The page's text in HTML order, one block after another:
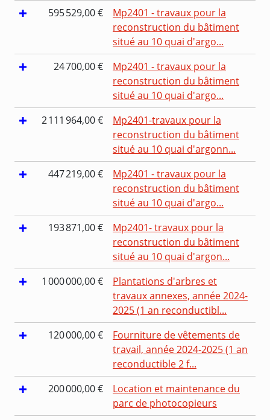
595 529,00 €
Mp2401 - travaux pour la
reconstruction du bâtiment
situé au 10 quai d'argo...
24 700,00 €
Mp2401 - travaux pour la
reconstruction du bâtiment
situé au 10 quai d'argo...
2 111 964,00 €
Mp2401-travaux pour la
reconstruction du bâtiment
situé au 10 quai d'argonn...
447 219,00 €
Mp2401 - travaux pour la
reconstruction du bâtiment
situé au 10 quai d'argo...
193 871,00 €
Mp2401- travaux pour la
reconstruction du bâtiment
situé au 10 quai d'argon...
1 000 000,00 €
Plantations d'arbres et
travaux annexes, année 2024-
2025 (1 an reconductibl...
120 000,00 €
Fourniture de vêtements de
travail, année 2024-2025 (1 an
reconductible 2 f...
200 000,00 €
Location et maintenance du
parc de photocopieurs